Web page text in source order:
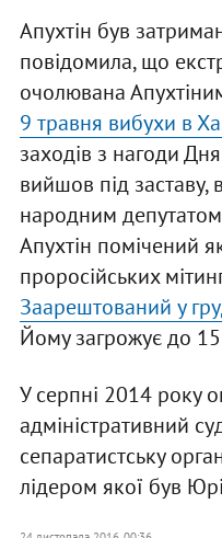
Апухтін був
повідомила, що
очолювана
9 травня вибухи в
заходів з нагоди
вийшов під заставу,
народним
Апухтін помічений
проросійських
Заарештований у
Йому загрожує до 15
У серпні 2014 року
адміністративний
сепаратистську
лідером якої був